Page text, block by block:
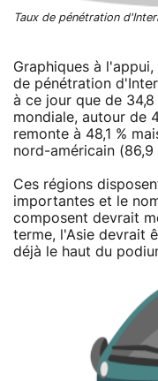
Taux de pénétration
Graphiques à
de pénétration
à ce jour que de
mondiale, autour de
remonte à 48,1 %
nord-américain (86,9
Ces régions
importantes et le
composent devrait
terme, l'Asie devrait
déjà le haut du